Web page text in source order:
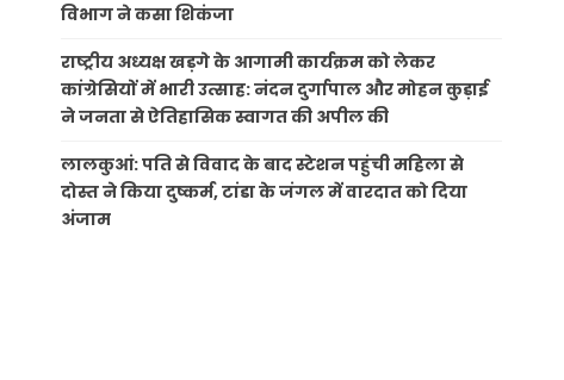
विभाग ने कसा शिकंजा
राष्ट्रीय अध्यक्ष खड़गे के आगामी कार्यक्रम को लेकर
कांग्रेसियों में भारी उत्साह: नंदन दुर्गापाल और मोहन कुड़ाई
ने जनता से ऐतिहासिक स्वागत की अपील की
लालकुआं: पति से विवाद के बाद स्टेशन पहुंची महिला से
दोस्त ने किया दुष्कर्म, टांडा के जंगल में वारदात को दिया
अंजाम